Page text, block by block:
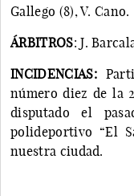
Gallego (8), V. Cano.
ÁRBITROS: J.
INCIDENCIAS:
número diez de la
disputado el
polideportivo “El
nuestra ciudad.